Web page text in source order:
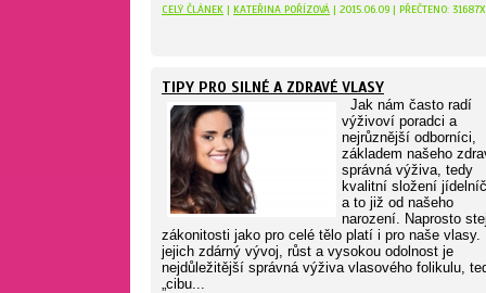
CELÝ ČLÁNEK | KATEŘINA POŘÍZOVÁ | 2015.06.09 | PŘEČTENO: 31687X
TIPY PRO SILNÉ A ZDRAVÉ VLASY
Jak nám často radí
výživoví poradci a
nejrůznější odborníci,
základem našeho
správná výživa, tedy
kvalitní složení
a to již od našeho
narození. Naprosto
zákonitosti jako pro celé tělo platí i pro naše vlasy.
jejich zdárný vývoj, růst a vysokou odolnost je
nejdůležitější správná výživa vlasového folikulu,
„cibu...